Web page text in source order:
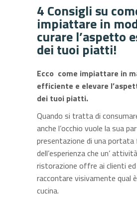
4 Consigli su
impiattare in
curare l’aspetto
dei tuoi piatti!
Ecco come impiattare in
efficiente e elevare
dei tuoi piatti.
Quando si tratta di
anche l’occhio vuole la sua
presentazione di una
dell’esperienza che un’
ristorazione offre ai clienti ed
raccontare visivamente qual
cucina.